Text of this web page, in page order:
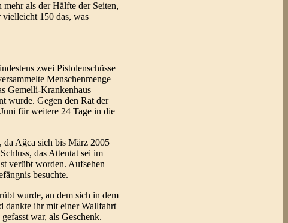
als der Hälfte der Seiten,
150 das, was
zwei Pistolenschüsse
Menschenmenge
Gemelli-Krankenhaus
wurde. Gegen den Rat der
für weitere 24 Tage in die
da Ağca sich bis März 2005
das Attentat sei im
verübt worden. Aufsehen
besuchte.
wurde, an dem sich in dem
dankte ihr mit einer Wallfahrt
war, als Geschenk.